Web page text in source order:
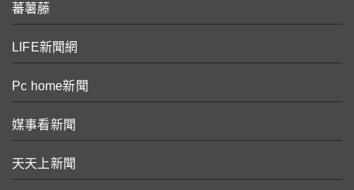
蕃薯藤
LIFE新聞網
Pc home新聞
媒事看新聞
天天上新聞